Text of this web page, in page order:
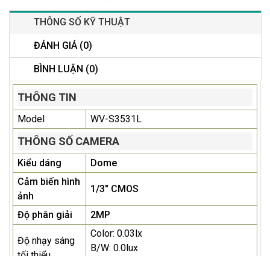
THÔNG SỐ KỸ THUẬT
ĐÁNH GIÁ (0)
BÌNH LUẬN (0)
THÔNG TIN
Model WV-S3531L
THÔNG SỐ CAMERA
Kiểu dáng
Dome
Cảm biến hình
ảnh
1/3" CMOS
Độ phân giải 2MP
Độ nhạy sáng
Color: 0.03lx
B/W: 0.0lux